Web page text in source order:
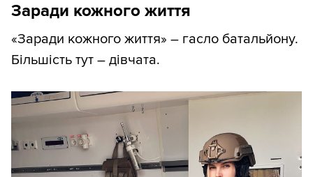
Заради кожного життя
«Заради кожного життя» – гасло батальйону.
Більшість тут – дівчата.